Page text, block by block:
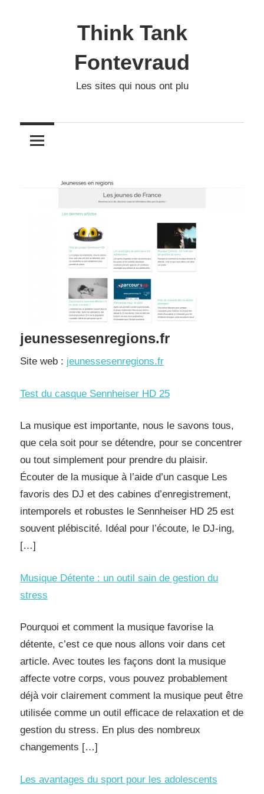
Think Tank
Fontevraud
Les sites qui nous ont plu
jeunessesenregions.fr
Site web : jeunessesenregions.fr
Test du casque Sennheiser HD 25
La musique est importante, nous le savons tous,
que cela soit pour se détendre, pour se concentrer
ou tout simplement pour prendre du plaisir.
Écouter de la musique à l’aide d’un casque Les
favoris des DJ et des cabines d’enregistrement,
intemporels et robustes le Sennheiser HD 25 est
souvent plébiscité. Idéal pour l’écoute, le DJ-ing,
[…]
Musique Détente : un outil sain de gestion du
stress
Pourquoi et comment la musique favorise la
détente, c’est ce que nous allons voir dans cet
article. Avec toutes les façons dont la musique
affecte votre corps, vous pouvez probablement
déjà voir clairement comment la musique peut être
utilisée comme un outil efficace de relaxation et de
gestion du stress. En plus des nombreux
changements […]
Les avantages du sport pour les adolescents